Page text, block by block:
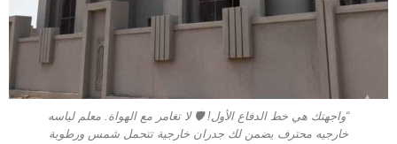
“واجهتك هي خط الدفاع الأول! 🛡️ لا تغامر مع الهواة. معلم لياسه
خارجيه محترف يضمن لك جدران خارجية تتحمل شمس ورطوبة